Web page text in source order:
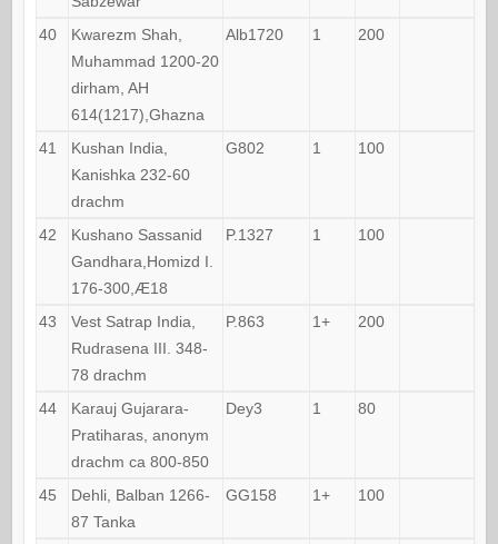
40
Kwarezm Shah,
Muhammad 1200-20
dirham, AH
614(1217),Ghazna
Alb1720 1 200
41
Kushan India,
Kanishka 232-60
drachm
G802 1 100
42
Kushano Sassanid
Gandhara,Homizd I.
176-300,Æ18
P.1327 1 100
43
Vest Satrap India,
Rudrasena III. 348-
78 drachm
P.863 1+ 200
44
Karauj Gujarara-
Pratiharas, anonym
drachm ca 800-850
Dey3 1 80
45
Dehli, Balban 1266-
87 Tanka
GG158 1+ 100